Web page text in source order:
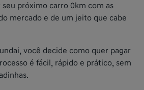
próximo carro 0km com as
mercado e de um jeito que cabe
você decide como quer pagar
é fácil, rápido e prático, sem